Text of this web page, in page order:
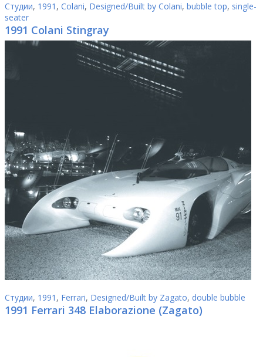
Студии, 1991 , Colani, Designed/Built by Colani, bubble top, single-
seater
1991 Colani Stingray
Студии, 1991 , Ferrari, Designed/Built by Zagato, double bubble
1991 Ferrari 348 Elaborazione (Zagato)